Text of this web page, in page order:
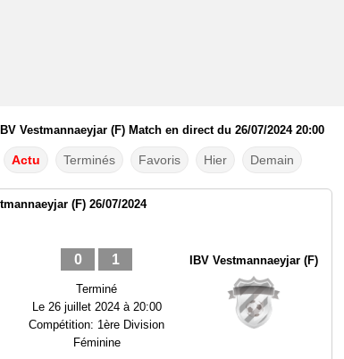
Vestmannaeyjar (F) Match en direct du 26/07/2024 20:00
Actu Terminés Favoris Hier Demain
(F) 26/07/2024
0 1
Terminé
Le 26 juillet 2024 à 20:00
Compétition: 1ère Division
Féminine
IBV Vestmannaeyjar (F)